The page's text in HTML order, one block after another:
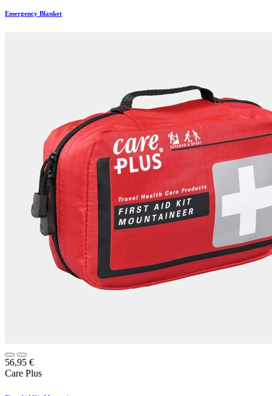
Emergency Blanket
56,95 €
Care Plus